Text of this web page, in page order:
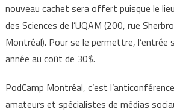
nouveau cachet sera offert puisque le
des Sciences de l’UQAM (200, rue
Montréal). Pour se le permettre,
année au coût de 30$.
PodCamp Montréal, c’est
amateurs et spécialistes de médias